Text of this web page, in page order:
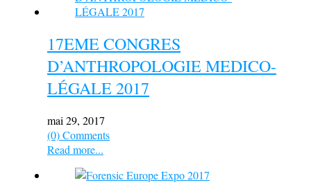
17EME CONGRES
D’ANTHROPOLOGIE MEDICO-
LÉGALE 2017
mai 29, 2017
(0) Comments
Read more...